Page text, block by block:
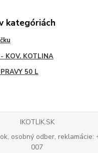
kategóriách
KOV. KOTLINA
50 L
IKOTLIK.SK
osobný odber, reklamácie:
007